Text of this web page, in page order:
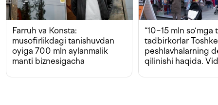
Farruh va Konsta:
musofirlikdagi tanishuvdan
oyiga 700 mln aylanmalik
manti biznesigacha
“10−15 mln so‘mga
tadbirkorlar
peshlavhalarning
qilinishi haqida.